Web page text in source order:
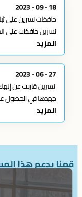
18 - 09 - 2023
نسرين حافظت على
المزيد
27 - 06 - 2023
نسرين قاربت عن
جهدها في الحصول
المزيد
قمنا بدعم هذا